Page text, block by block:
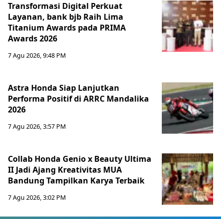
Transformasi Digital Perkuat
Layanan, bank bjb Raih Lima
Titanium Awards pada PRIMA
Awards 2026
7 Agu 2026, 9:48 PM
Astra Honda Siap Lanjutkan
Performa Positif di ARRC Mandalika
2026
7 Agu 2026, 3:57 PM
Collab Honda Genio x Beauty Ultima
II Jadi Ajang Kreativitas MUA
Bandung Tampilkan Karya Terbaik
7 Agu 2026, 3:02 PM